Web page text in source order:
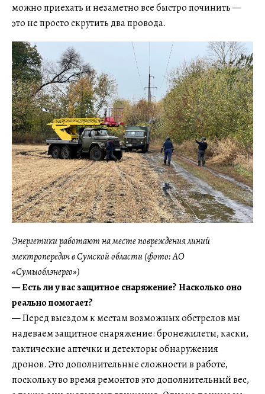
можно приехать и незаметно все быстро починить —
это не просто скрутить два провода.
Энергетики работают на месте повреждения линий
электропередач в Сумской области (фото: АО
«Сумыоблэнерго»)
— Есть ли у вас защитное снаряжение? Насколько оно
реально помогает?
— Перед выездом к местам возможных обстрелов мы
надеваем защитное снаряжение: бронежилеты, каски,
тактические аптечки и детекторы обнаружения
дронов. Это дополнительные сложности в работе,
поскольку во время ремонтов это дополнительный вес,